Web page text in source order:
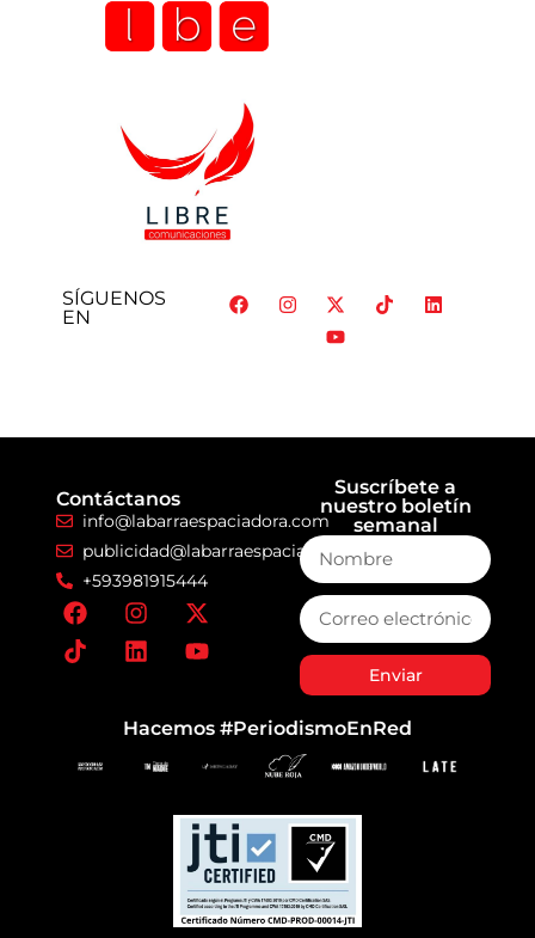
SÍGUENOS
EN
Contáctanos
info@labarraespaciadora.com
publicidad@labarraespaciadora.com
+593981915444
Suscríbete a
nuestro boletín
semanal
Enviar
Hacemos #PeriodismoEnRed